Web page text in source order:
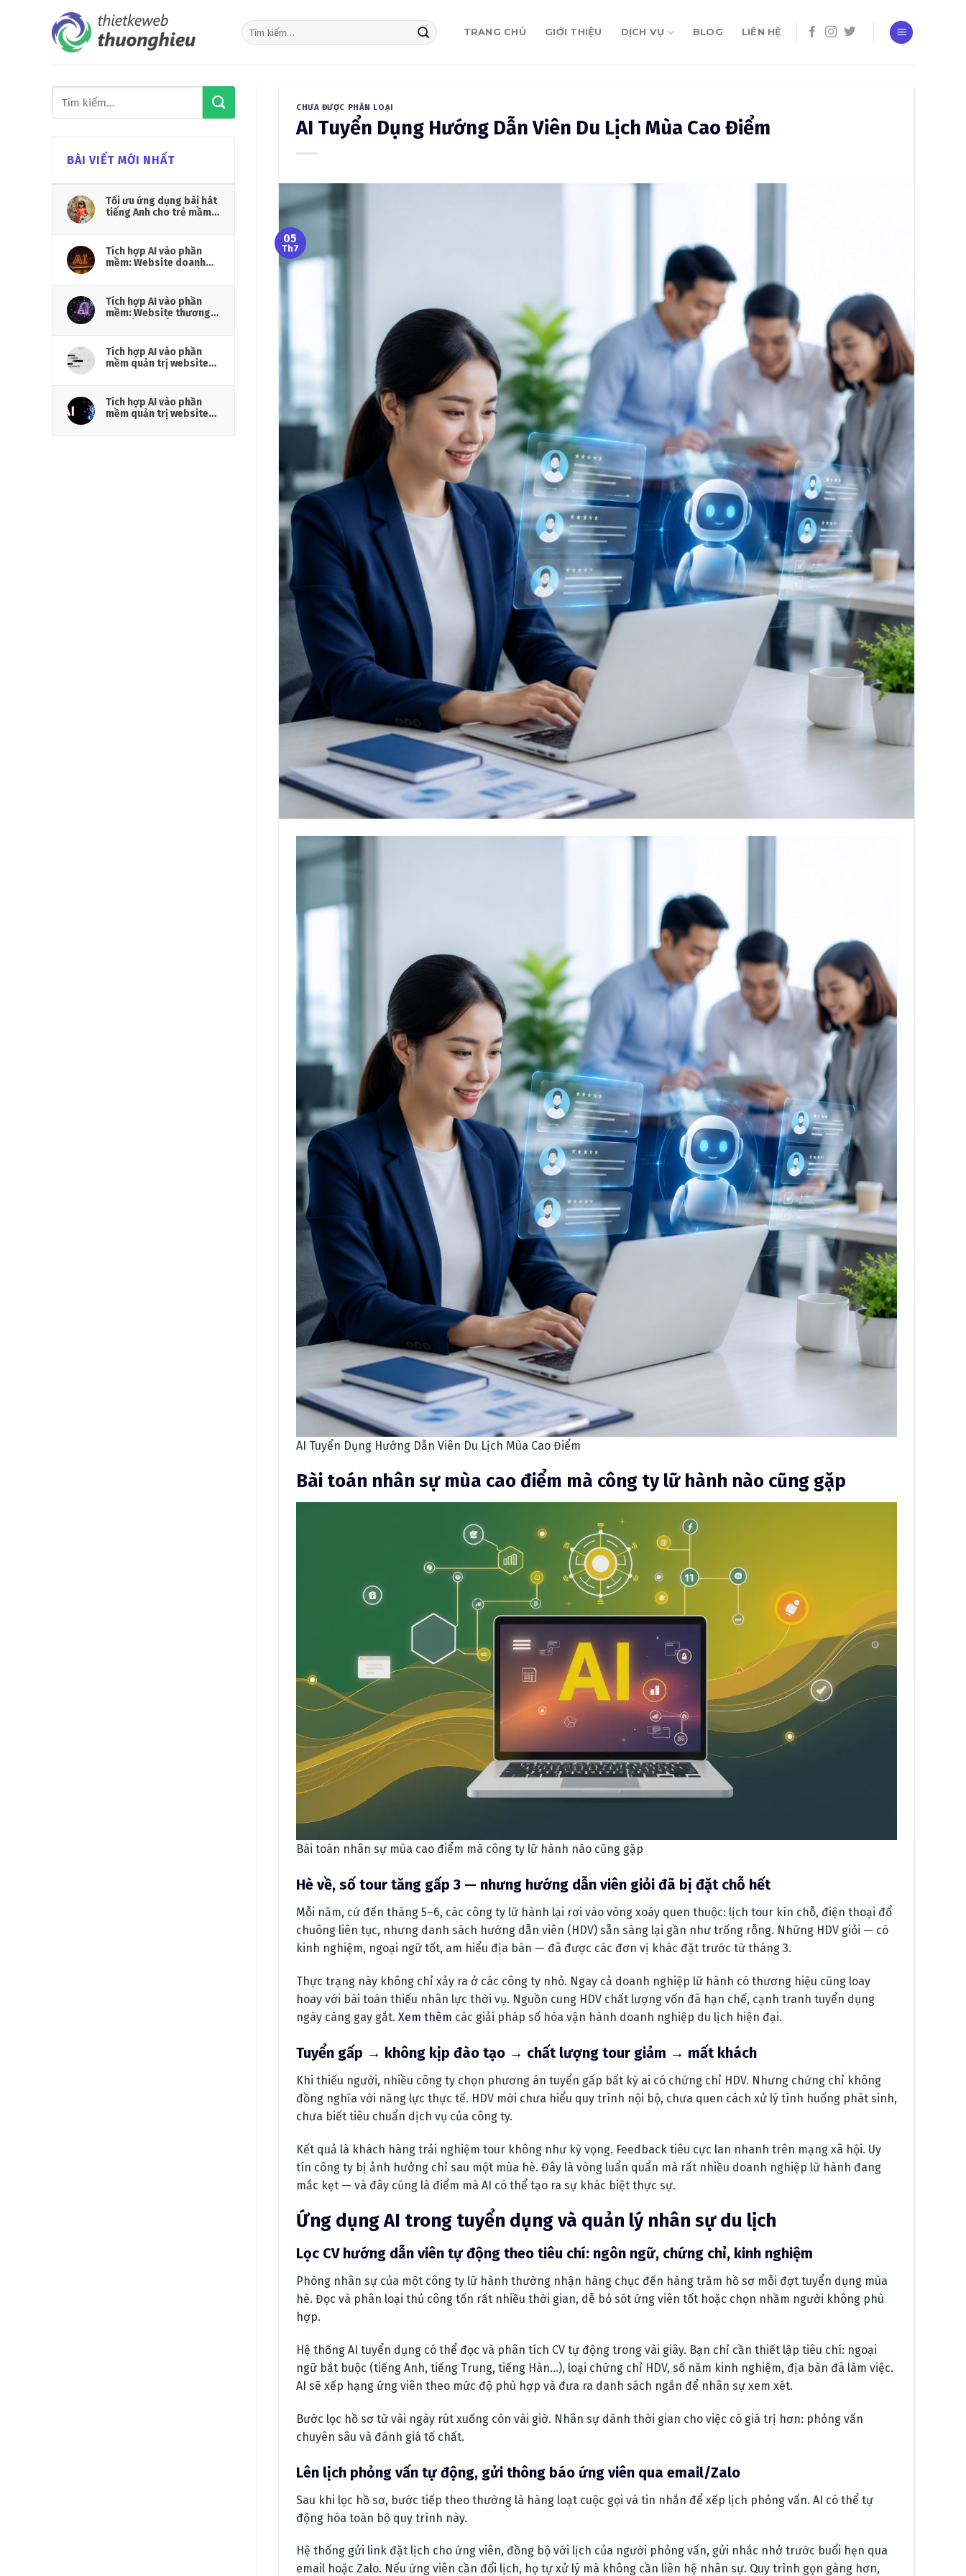
TRANG CHỦ GIỚI THIỆU DỊCH VỤ BLOG LIÊN HỆ
BÀI VIẾT MỚI NHẤT
Tối ưu ứng dụng bài hát
tiếng Anh cho trẻ mầm
Tích hợp AI vào phần
mềm: Website doanh
Tích hợp AI vào phần
mềm: Website thương
Tích hợp AI vào phần
mềm quản trị website
Tích hợp AI vào phần
mềm quản trị website
CHƯA ĐƯỢC PHÂN LOẠI
AI Tuyển Dụng Hướng Dẫn Viên Du Lịch Mùa Cao Điểm
05
Th7
AI Tuyển Dụng Hướng Dẫn Viên Du Lịch Mùa Cao Điểm
Bài toán nhân sự mùa cao điểm mà công ty lữ hành nào cũng gặp
Bài toán nhân sự mùa cao điểm mà công ty lữ hành nào cũng gặp
Hè về, số tour tăng gấp 3 — nhưng hướng dẫn viên giỏi đã bị đặt chỗ hết
Mỗi năm, cứ đến tháng 5–6, các công ty lữ hành lại rơi vào vòng xoáy quen thuộc: lịch tour kín chỗ, điện thoại đổ
chuông liên tục, nhưng danh sách hướng dẫn viên (HDV) sẵn sàng lại gần như trống rỗng. Những HDV giỏi — có
kinh nghiệm, ngoại ngữ tốt, am hiểu địa bàn — đã được các đơn vị khác đặt trước từ tháng 3.
Thực trạng này không chỉ xảy ra ở các công ty nhỏ. Ngay cả doanh nghiệp lữ hành có thương hiệu cũng loay
hoay với bài toán thiếu nhân lực thời vụ. Nguồn cung HDV chất lượng vốn đã hạn chế, cạnh tranh tuyển dụng
ngày càng gay gắt. Xem thêm các giải pháp số hóa vận hành doanh nghiệp du lịch hiện đại.
Tuyển gấp → không kịp đào tạo → chất lượng tour giảm → mất khách
Khi thiếu người, nhiều công ty chọn phương án tuyển gấp bất kỳ ai có chứng chỉ HDV. Nhưng chứng chỉ không
đồng nghĩa với năng lực thực tế. HDV mới chưa hiểu quy trình nội bộ, chưa quen cách xử lý tình huống phát sinh,
chưa biết tiêu chuẩn dịch vụ của công ty.
Kết quả là khách hàng trải nghiệm tour không như kỳ vọng. Feedback tiêu cực lan nhanh trên mạng xã hội. Uy
tín công ty bị ảnh hưởng chỉ sau một mùa hè. Đây là vòng luẩn quẩn mà rất nhiều doanh nghiệp lữ hành đang
mắc kẹt — và đây cũng là điểm mà AI có thể tạo ra sự khác biệt thực sự.
Ứng dụng AI trong tuyển dụng và quản lý nhân sự du lịch
Lọc CV hướng dẫn viên tự động theo tiêu chí: ngôn ngữ, chứng chỉ, kinh nghiệm
Phòng nhân sự của một công ty lữ hành thường nhận hàng chục đến hàng trăm hồ sơ mỗi đợt tuyển dụng mùa
hè. Đọc và phân loại thủ công tốn rất nhiều thời gian, dễ bỏ sót ứng viên tốt hoặc chọn nhầm người không phù
hợp.
Hệ thống AI tuyển dụng có thể đọc và phân tích CV tự động trong vài giây. Bạn chỉ cần thiết lập tiêu chí: ngoại
ngữ bắt buộc (tiếng Anh, tiếng Trung, tiếng Hàn…), loại chứng chỉ HDV, số năm kinh nghiệm, địa bàn đã làm việc.
AI sẽ xếp hạng ứng viên theo mức độ phù hợp và đưa ra danh sách ngắn để nhân sự xem xét.
Bước lọc hồ sơ từ vài ngày rút xuống còn vài giờ. Nhân sự dành thời gian cho việc có giá trị hơn: phỏng vấn
chuyên sâu và đánh giá tố chất.
Lên lịch phỏng vấn tự động, gửi thông báo ứng viên qua email/Zalo
Sau khi lọc hồ sơ, bước tiếp theo thường là hàng loạt cuộc gọi và tin nhắn để xếp lịch phỏng vấn. AI có thể tự
động hóa toàn bộ quy trình này.
Hệ thống gửi link đặt lịch cho ứng viên, đồng bộ với lịch của người phỏng vấn, gửi nhắc nhở trước buổi hẹn qua
email hoặc Zalo. Nếu ứng viên cần đổi lịch, họ tự xử lý mà không cần liên hệ nhân sự. Quy trình gọn gàng hơn,